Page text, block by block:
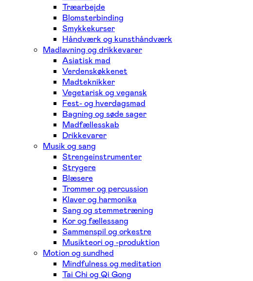
Træarbejde
Blomsterbinding
Smykkekurser
Håndværk og kunsthåndværk
Madlavning og drikkevarer
Asiatisk mad
Verdenskøkkenet
Madteknikker
Vegetarisk og vegansk
Fest- og hverdagsmad
Bagning og søde sager
Madfællesskab
Drikkevarer
Musik og sang
Strengeinstrumenter
Strygere
Blæsere
Trommer og percussion
Klaver og harmonika
Sang og stemmetræning
Kor og fællessang
Sammenspil og orkestre
Musikteori og -produktion
Motion og sundhed
Mindfulness og meditation
Tai Chi og Qi Gong